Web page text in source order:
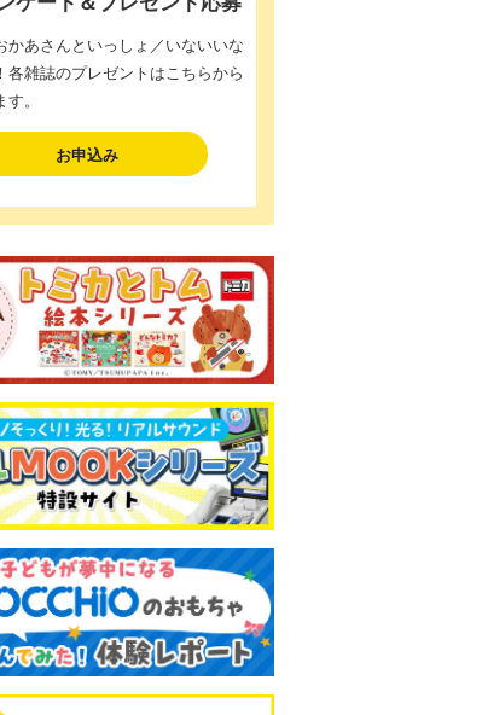
かあさんといっしょ／いないいな
各雑誌のプレゼントはこちらから
。
お申込み